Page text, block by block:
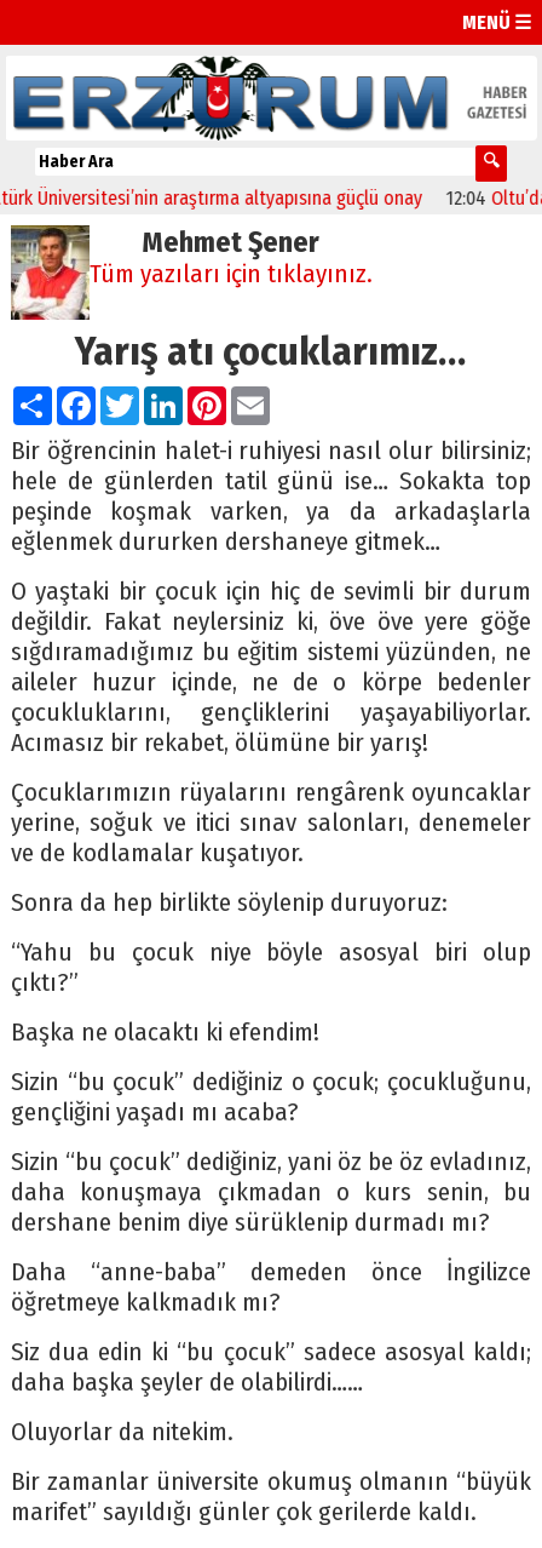
MENÜ ☰
araştırma altyapısına güçlü onay 12:04 Oltu’da
Mehmet Şener
Tüm yazıları için tıklayınız.
Yarış atı çocuklarımız…
PaylaşFacebook
TwitterLinkedIn
Pinterest
Email
Bir öğrencinin halet-i ruhiyesi nasıl olur bilirsiniz;
hele de günlerden tatil günü ise… Sokakta top
peşinde koşmak varken, ya da arkadaşlarla
eğlenmek dururken dershaneye gitmek…
O yaştaki bir çocuk için hiç de sevimli bir durum
değildir. Fakat neylersiniz ki, öve öve yere göğe
sığdıramadığımız bu eğitim sistemi yüzünden, ne
aileler huzur içinde, ne de o körpe bedenler
çocukluklarını, gençliklerini yaşayabiliyorlar.
Acımasız bir rekabet, ölümüne bir yarış!
Çocuklarımızın rüyalarını rengârenk oyuncaklar
yerine, soğuk ve itici sınav salonları, denemeler
ve de kodlamalar kuşatıyor.
Sonra da hep birlikte söylenip duruyoruz:
“Yahu bu çocuk niye böyle asosyal biri olup
çıktı?”
Başka ne olacaktı ki efendim!
Sizin “bu çocuk” dediğiniz o çocuk; çocukluğunu,
gençliğini yaşadı mı acaba?
Sizin “bu çocuk” dediğiniz, yani öz be öz evladınız,
daha konuşmaya çıkmadan o kurs senin, bu
dershane benim diye sürüklenip durmadı mı?
Daha “anne-baba” demeden önce İngilizce
öğretmeye kalkmadık mı?
Siz dua edin ki “bu çocuk” sadece asosyal kaldı;
daha başka şeyler de olabilirdi……
Oluyorlar da nitekim.
Bir zamanlar üniversite okumuş olmanın “büyük
marifet” sayıldığı günler çok gerilerde kaldı.